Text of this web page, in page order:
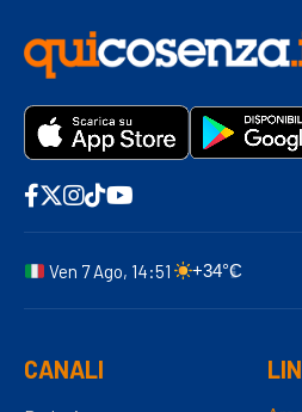
Ven 7 Ago, 14:51 +34°C
CANALI